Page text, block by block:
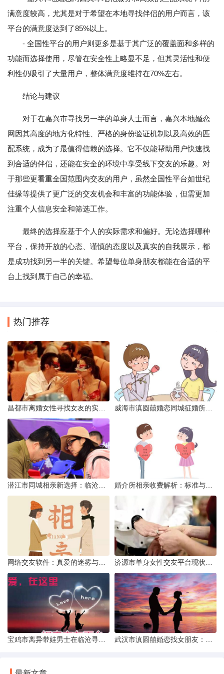
满意度较高，尤其是对于希望在本地寻找伴侣的用户而言，该
平台的满意度达到了85%以上。
- 全国性平台的用户则更多是基于其广泛的覆盖面和多样的
功能而选择使用，尽管在安全性上略显不足，但其灵活性和便
利性仍吸引了大量用户，整体满意度维持在70%左右。
结论与建议
对于在嘉兴市寻找另一半的单身人士而言，嘉兴本地婚恋
网因其高度的地方化特性、严格的身份验证机制以及高效的匹
配系统，成为了最值得信赖的选择。它不仅能帮助用户快速找
到合适的伴侣，还能在安全的环境中享受线下交友的乐趣。对
于那些更看重全国范围内交友的用户，虽然全国性平台如世纪
佳缘等提供了更广泛的交友机会和丰富的功能体验，但需更加
注重个人信息安全和筛选工作。
最终的选择应基于个人的实际需求和偏好。无论选择哪种
平台，保持开放的心态、谨慎的态度以及真实的自我展示，都
是成功找到另一半的关键。希望每位单身朋友都能在合适的平
台上找到属于自己的幸福。
热门推荐